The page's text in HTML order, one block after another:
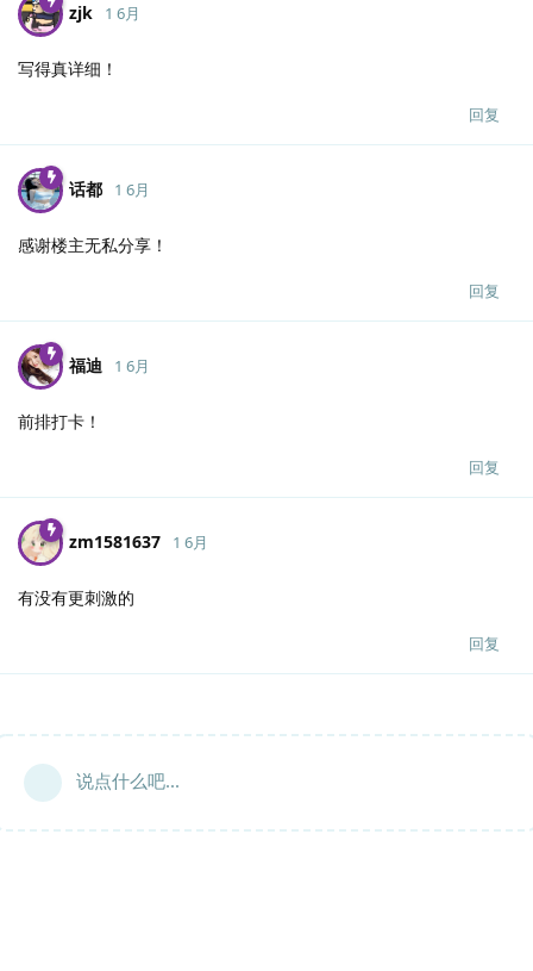
zjk 1 6月
写得真详细！
回复
话都 1 6月
感谢楼主无私分享！
回复
福迪 1 6月
前排打卡！
回复
zm1581637 1 6月
有没有更刺激的
回复
说点什么吧...